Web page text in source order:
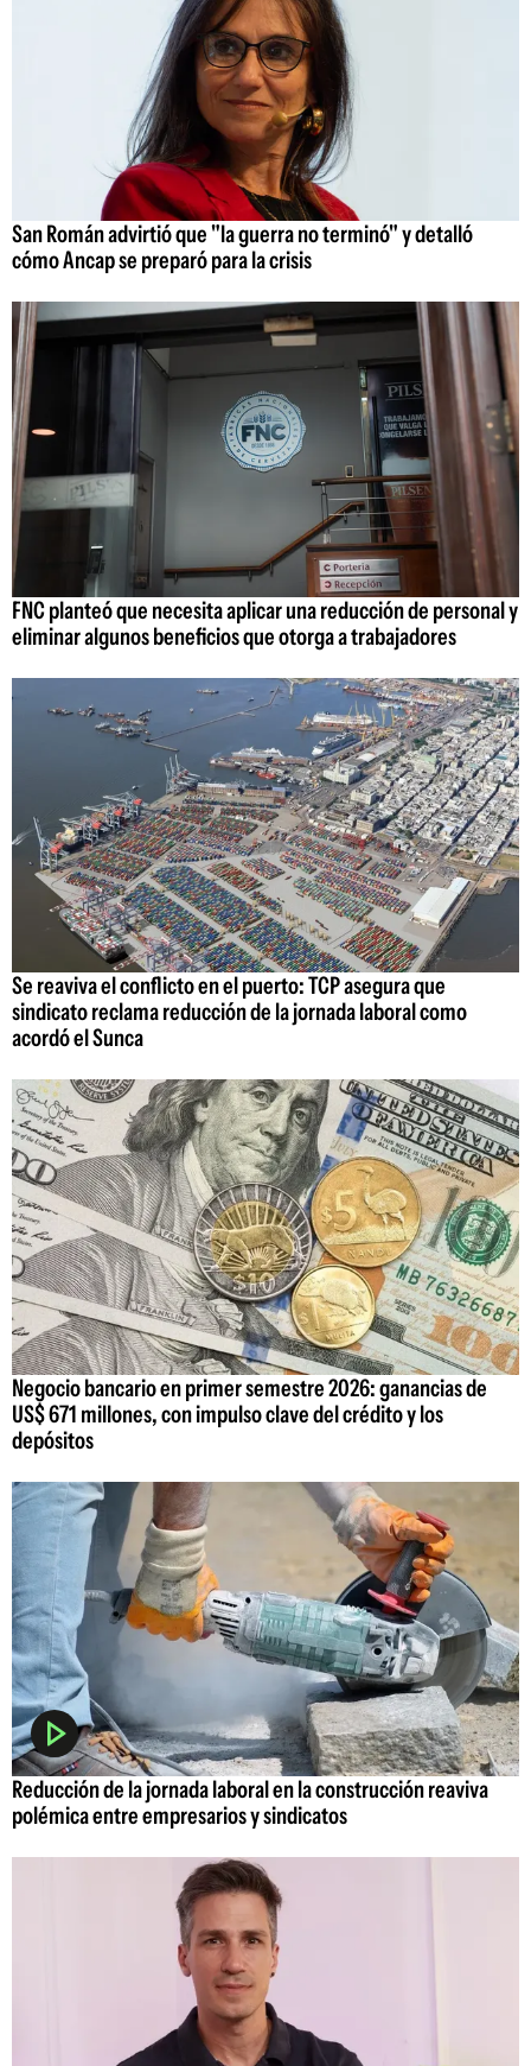
San Román advirtió que "la guerra no terminó" y detalló
cómo Ancap se preparó para la crisis
FNC planteó que necesita aplicar una reducción de personal y
eliminar algunos beneficios que otorga a trabajadores
Se reaviva el conflicto en el puerto: TCP asegura que
sindicato reclama reducción de la jornada laboral como
acordó el Sunca
Negocio bancario en primer semestre 2026: ganancias de
US$ 671 millones, con impulso clave del crédito y los
depósitos
Reducción de la jornada laboral en la construcción reaviva
polémica entre empresarios y sindicatos